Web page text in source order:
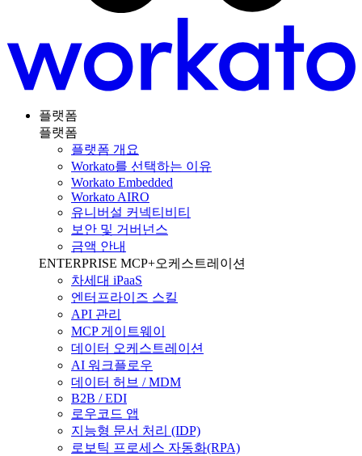
플랫폼
플랫폼
플랫폼 개요
Workato를 선택하는 이유
Workato Embedded
Workato AIRO
유니버설 커넥티비티
보안 및 거버넌스
금액 안내
ENTERPRISE MCP+오케스트레이션
차세대 iPaaS
엔터프라이즈 스킬
API 관리
MCP 게이트웨이
데이터 오케스트레이션
AI 워크플로우
데이터 허브 / MDM
B2B / EDI
로우코드 앱
지능형 문서 처리 (IDP)
로보틱 프로세스 자동화(RPA)